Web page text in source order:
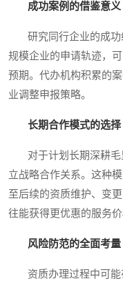
成功案例的借鉴意义
研究同行企业的成功
规模企业的申请轨迹，
预期。代办机构积累的
业调整申报策略。
长期合作模式的选择
对于计划长期深耕毛
立战略合作关系。这种
至后续的资质维护、变
往能获得更优惠的服务
风险防范的全面考量
资质办理过程中可能